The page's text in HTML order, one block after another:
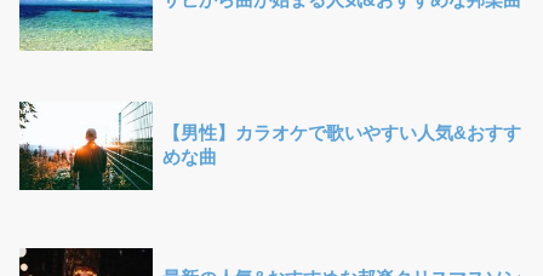
【男性】カラオケで歌いやすい人気&おすす
めな曲